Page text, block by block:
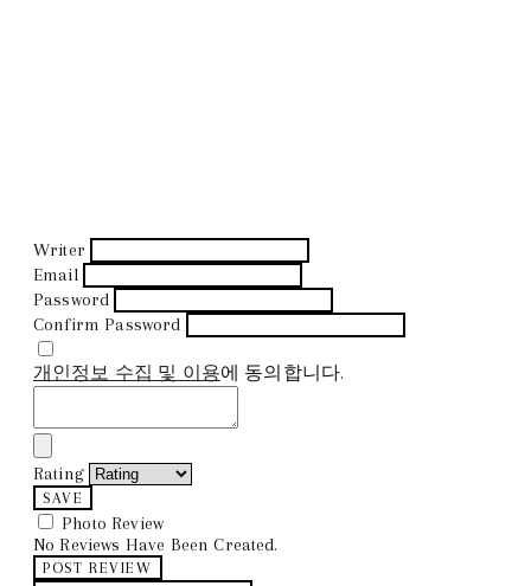
Writer
Email
Password
Confirm Password
개인정보 수집 및 이용에 동의합니다.
Rating
SAVE
Photo Review
No Reviews Have Been Created.
POST REVIEW